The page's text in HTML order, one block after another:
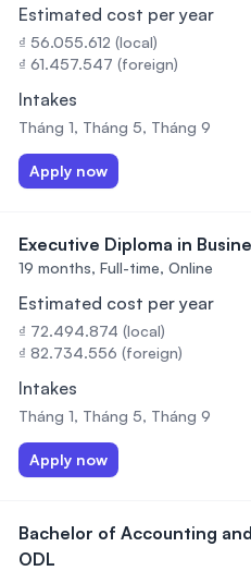
Estimated cost per year
₫ 56.055.612 (local)
₫ 61.457.547 (foreign)
Intakes
Tháng 1, Tháng 5, Tháng 9
Apply now
Executive Diploma in
19 months, Full-time, Online
Estimated cost per year
₫ 72.494.874 (local)
₫ 82.734.556 (foreign)
Intakes
Tháng 1, Tháng 5, Tháng 9
Apply now
Bachelor of Accounting
ODL